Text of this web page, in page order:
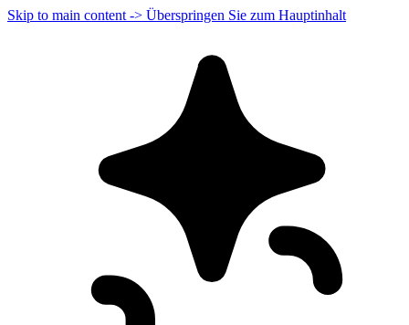
Skip to main content -> Überspringen Sie zum Hauptinhalt